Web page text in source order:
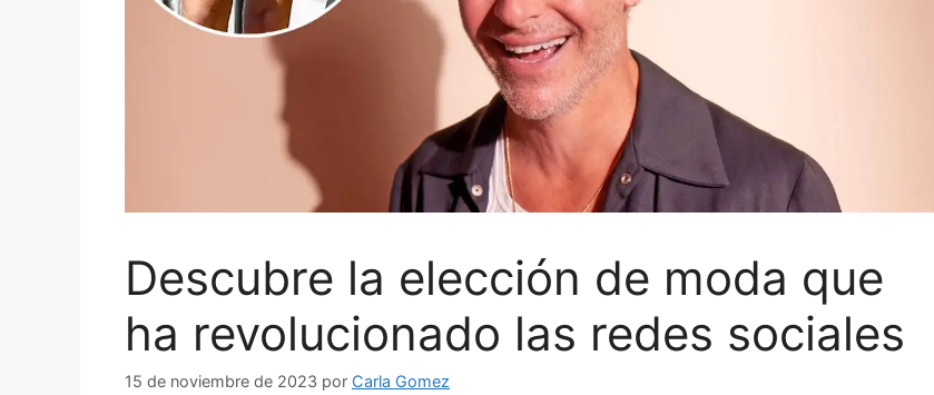
Descubre la elección de moda que
ha revolucionado las redes sociales
15 de noviembre de 2023 por Carla Gomez